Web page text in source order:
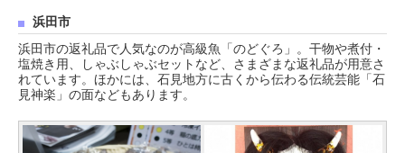
浜田市
浜田市の返礼品で人気なのが高級魚「のどぐろ」。干物や煮付・
塩焼き用、しゃぶしゃぶセットなど、さまざまな返礼品が用意さ
れています。ほかには、石見地方に古くから伝わる伝統芸能「石
見神楽」の面などもあります。